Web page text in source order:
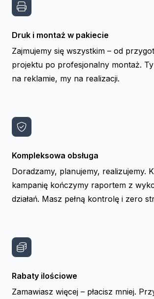
Druk i montaż w pakiecie
Zajmujemy się wszystkim – od
projektu po profesjonalny montaż.
na reklamie, my na realizacji.
Kompleksowa obsługa
Doradzamy, planujemy, realizujemy.
kampanię kończymy raportem z
działań. Masz pełną kontrolę i zero
Rabaty ilościowe
Zamawiasz więcej – płacisz mniej.